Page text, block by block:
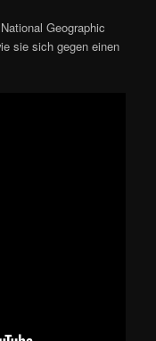
Geographic
sie sich gegen einen